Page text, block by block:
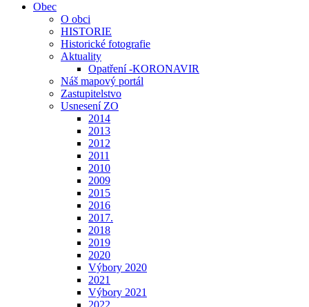
Obec
O obci
HISTORIE
Historické fotografie
Aktuality
Opatření -KORONAVIR
Náš mapový portál
Zastupitelstvo
Usnesení ZO
2014
2013
2012
2011
2010
2009
2015
2016
2017.
2018
2019
2020
Výbory 2020
2021
Výbory 2021
2022